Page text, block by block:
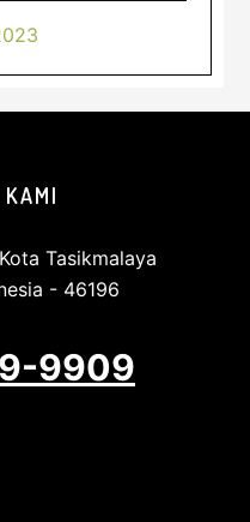
KAMI
Tasikmalaya
- 46196
9909